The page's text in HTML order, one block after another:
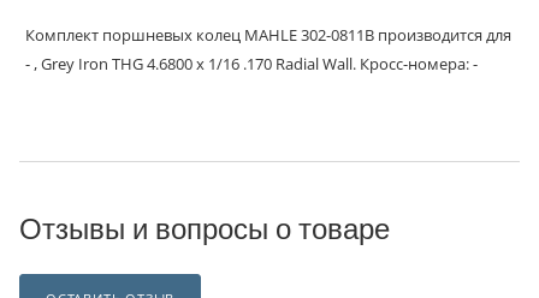
Комплект поршневых колец MAHLE 302-0811B производится для
- , Grey Iron THG 4.6800 x 1/16 .170 Radial Wall. Кросс-номера: -
Отзывы и вопросы о товаре